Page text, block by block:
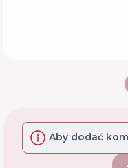
Aby dodać